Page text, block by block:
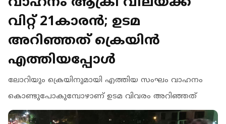
വിറ്റ് 21കാരന്‍; ഉടമ
അറിഞ്ഞത് ക്രെയിന്‍
എത്തിയപ്പോള്‍
ലോറിയും ക്രെയിനുമായി എത്തിയ സംഘം വാഹനം
കൊണ്ടുപോകുമ്പോഴാണ് ഉടമ വിവരം അറിഞ്ഞത്